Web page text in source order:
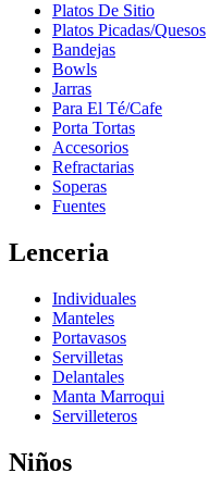
Platos De Sitio
Platos Picadas/Quesos
Bandejas
Bowls
Jarras
Para El Té/Cafe
Porta Tortas
Accesorios
Refractarias
Soperas
Fuentes
Lenceria
Individuales
Manteles
Portavasos
Servilletas
Delantales
Manta Marroqui
Servilleteros
Niños